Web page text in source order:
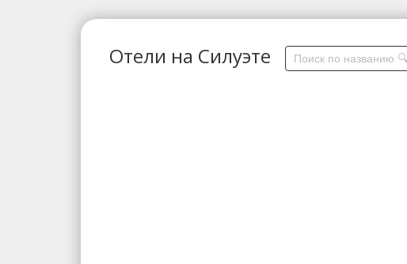
Отели на Силуэте